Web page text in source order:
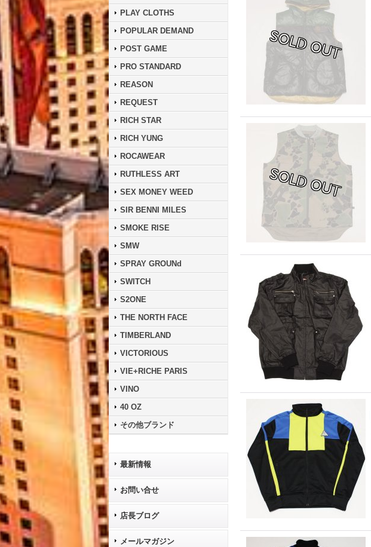
PLAY CLOTHS
POPULAR DEMAND
POST GAME
PRO STANDARD
REASON
REQUEST
RICH STAR
RICH YUNG
ROCAWEAR
RUTHLESS ART
SEX MONEY WEED
SIR BENNI MILES
SMOKE RISE
SMW
SPRAY GROUNd
SWITCH
S2ONE
THE NORTH FACE
TIMBERLAND
VICTORIOUS
VIE+RICHE PARIS
VINO
40 OZ
その他ブランド
最新情報
お問い合せ
店長ブログ
メールマガジン